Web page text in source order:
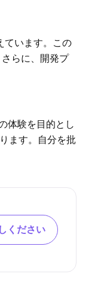
ています。この
らに、開発プ
体験を目的とし
ます。自分を批
ください